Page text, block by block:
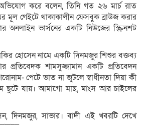
করে বলেন, তিনি গত ২৬ মার্চ রাত
মূল গেইটে থাকাকালীন ফেসবুক ব্রাউজ করার
ভার্সনের একটি নিউজের স্ক্রিনশট
হোসেন নামে একটি দিনমজুর শিশুর বক্তব্য
শামসুজ্জামান একটি প্রতিবেদন
পেটে ভাত না জুটলে স্বাধীনতা দিয়া কী
ছুটে যায়। আমাগো মাছ, মাংস আর চাইলের
দিনমজুর, সাভার। বাদী এই খবরটি দেখে